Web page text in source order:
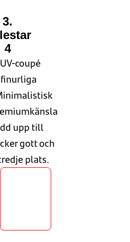
3.
4
coupé
upp till
gott och
plats.